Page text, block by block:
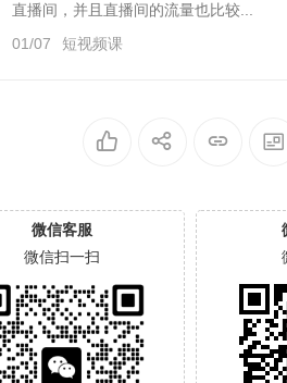
直播间，并且直播间的流量也比较...
01/07
短视频课
微信客服
微信扫一扫